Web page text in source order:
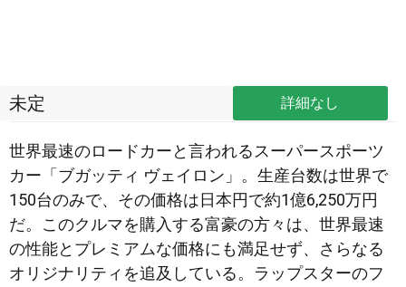
未定 詳細なし
世界最速のロードカーと言われるスーパースポーツ
カー「ブガッティ ヴェイロン」。生産台数は世界で
150台のみで、その価格は日本円で約1億6,250万円
だ。このクルマを購入する富豪の方々は、世界最速
の性能とプレミアムな価格にも満足せず、さらなる
オリジナリティを追及している。ラップスターのフ